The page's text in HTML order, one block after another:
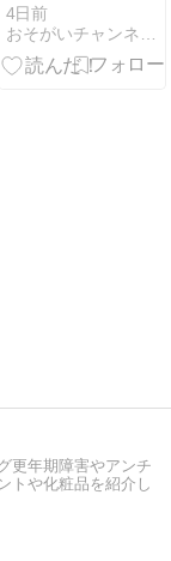
寝姿を見てひ
と言
4日前
おそがいチャンネル 〜あらあら主婦の絵日記帳〜
更年期障害やアンチ
トや化粧品を紹介し